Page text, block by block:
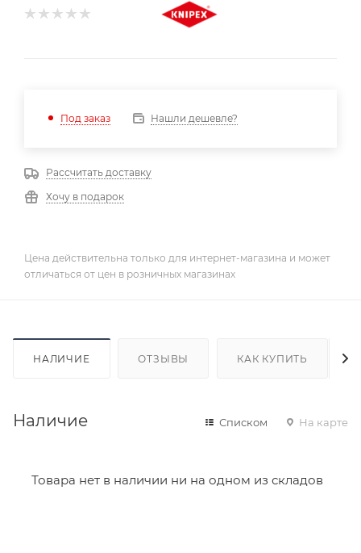
Под заказ Нашли дешевле?
Рассчитать доставку
Хочу в подарок
Цена действительна только для интернет-магазина и может
отличаться от цен в розничных магазинах
НАЛИЧИЕ ОТЗЫВЫ КАК КУПИТЬ
Наличие Списком На карте
Товара нет в наличии ни на одном из складов